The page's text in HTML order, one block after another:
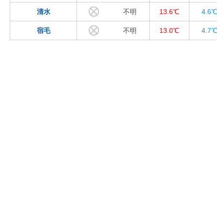
清水 不明 13.6℃ 4.6℃
宿毛 不明 13.0℃ 4.7℃